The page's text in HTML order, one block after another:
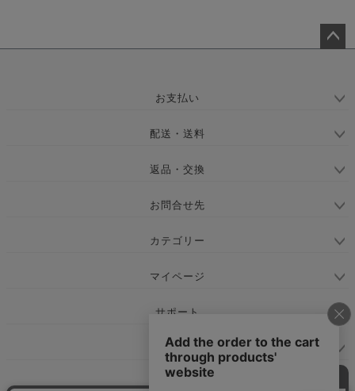
お支払い
配送・送料
返品・交換
お問合せ先
カテゴリー
マイページ
サポート
会社概要